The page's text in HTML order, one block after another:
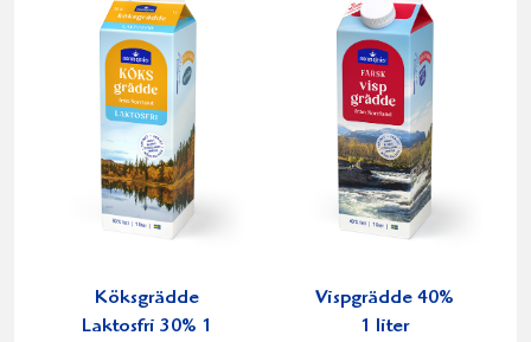
Köksgrädde
Laktosfri 30% 1
Vispgrädde 40%
1 liter